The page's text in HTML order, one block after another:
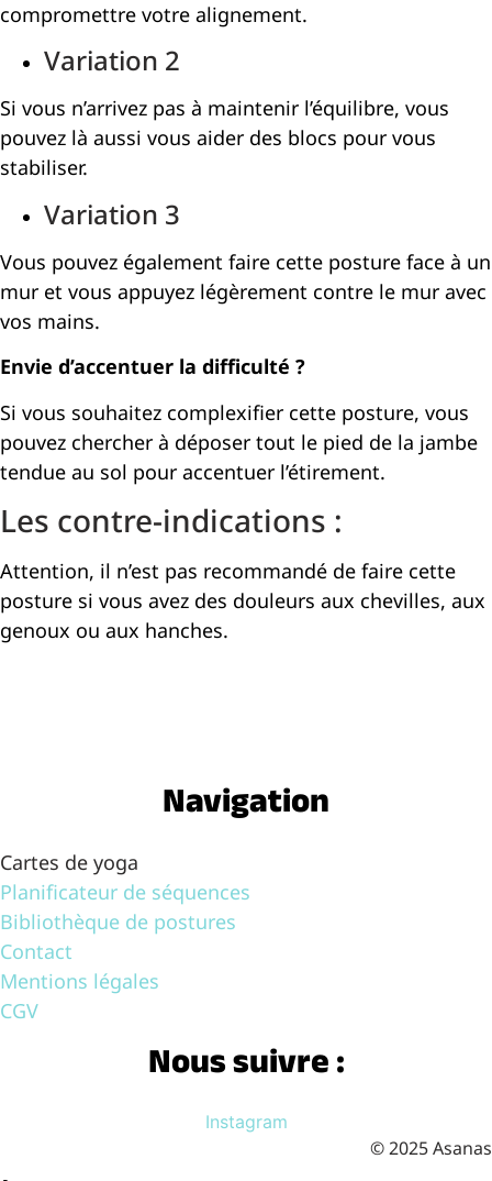
compromettre votre alignement.
Variation 2
Si vous n’arrivez pas à maintenir l’équilibre, vous
pouvez là aussi vous aider des blocs pour vous
stabiliser.
Variation 3
Vous pouvez également faire cette posture face à un
mur et vous appuyez légèrement contre le mur avec
vos mains.
Envie d’accentuer la difficulté ?
Si vous souhaitez complexifier cette posture, vous
pouvez chercher à déposer tout le pied de la jambe
tendue au sol pour accentuer l’étirement.
Les contre-indications :
Attention, il n’est pas recommandé de faire cette
posture si vous avez des douleurs aux chevilles, aux
genoux ou aux hanches.
Navigation
Cartes de yoga
Planificateur de séquences
Bibliothèque de postures
Contact
Mentions légales
CGV
Nous suivre :
Instagram
© 2025 Asanas